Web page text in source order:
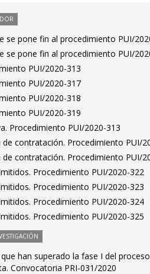
se pone fin al procedimiento PUI/
se pone fin al procedimiento PUI/
PUI/2020-313
PUI/2020-317
PUI/2020-318
PUI/2020-319
Procedimiento PUI/2020-313
contratación. Procedimiento PUI/
contratación. Procedimiento PUI/
Procedimiento PUI/2020-322
Procedimiento PUI/2020-323
Procedimiento PUI/2020-324
Procedimiento PUI/2020-325
han superado la fase I del
Convocatoria PRI-031/2020